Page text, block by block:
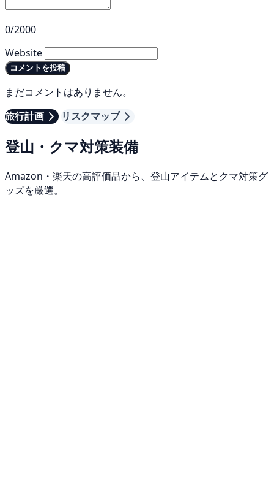
0/2000
Website
コメントを投稿
まだコメントはありません。
旅行計画
リスクマップ
登山・クマ対策装備
Amazon・楽天の高評価品から、登山アイテムとクマ対策グ
ッズを厳選。